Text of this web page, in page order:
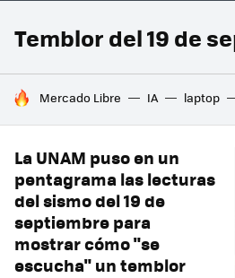
Temblor del 19 de
HOY SE HABLA DE
Mercado Libre IA laptop
La UNAM puso en un
pentagrama las lecturas
del sismo del 19 de
septiembre para
mostrar cómo "se
escucha" un temblor